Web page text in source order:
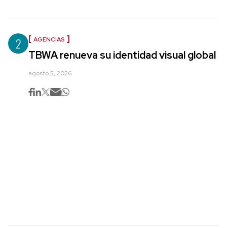
2 AGENCIAS
TBWA renueva su identidad visual global
agosto 5, 2026